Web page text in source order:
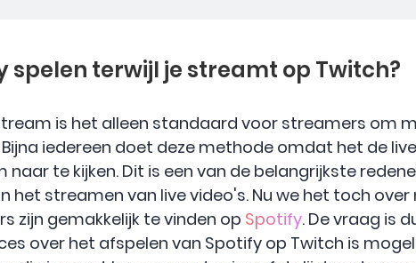
spelen terwijl je streamt op Twitch?
is het alleen standaard voor streamers om
iedereen doet deze methode omdat het de
naar te kijken. Dit is een van de belangrijkste
het streamen van live video's. Nu we het toch over
zijn gemakkelijk te vinden op Spotify. De vraag is
over het afspelen van Spotify op Twitch is